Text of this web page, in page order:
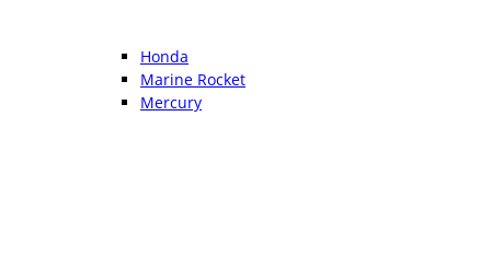
Honda
Marine Rocket
Mercury